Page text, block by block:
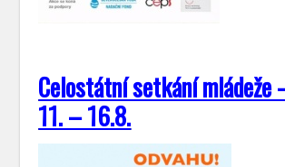
Celostátní setkání mládeže
11. – 16.8.